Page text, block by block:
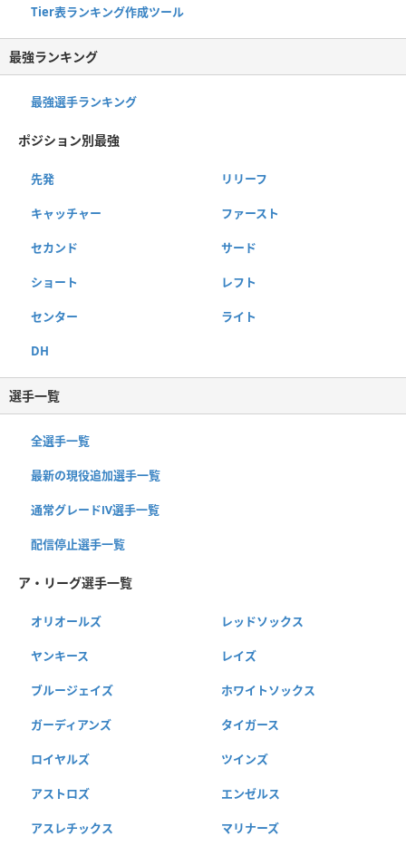
Tier表ランキング作成ツール
最強ランキング
最強選手ランキング
ポジション別最強
先発 リリーフ
キャッチャー ファースト
セカンド サード
ショート レフト
センター ライト
DH
選手一覧
全選手一覧
最新の現役追加選手一覧
通常グレードⅣ選手一覧
配信停止選手一覧
ア・リーグ選手一覧
オリオールズ レッドソックス
ヤンキース レイズ
ブルージェイズ ホワイトソックス
ガーディアンズ タイガース
ロイヤルズ ツインズ
アストロズ エンゼルス
アスレチックス マリナーズ